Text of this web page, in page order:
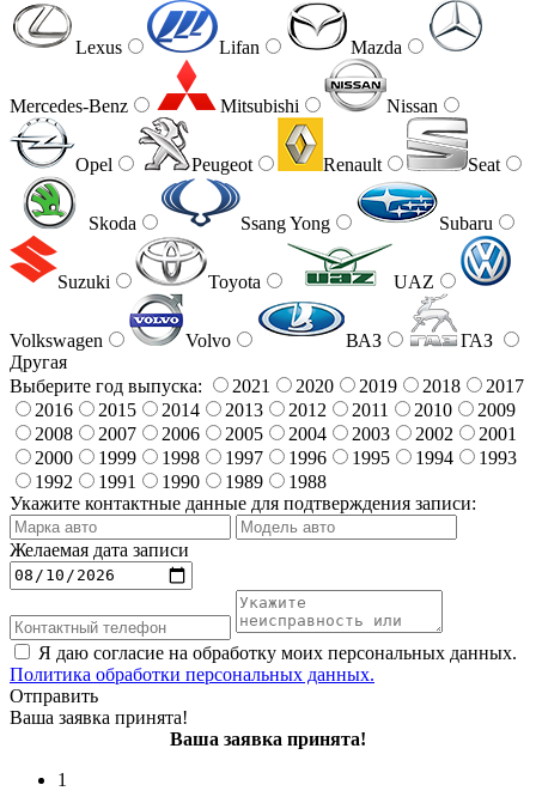
Lexus Lifan Mazda
Mercedes-Benz Mitsubishi Nissan
Opel Peugeot Renault Seat
Skoda Ssang Yong Subaru
Suzuki Toyota UAZ
Volkswagen Volvo ВАЗ
ГАЗ
Другая
Выберите год выпуска:
2021 2020 2019 2018
2017
2016
2015 2014 2013 2012 2011 2010
2009
2008
2007 2006 2005 2004 2003 2002
2001
2000
1999 1998 1997 1996 1995 1994
1993
1992
1991 1990 1989
1988
Укажите контактные данные для подтверждения записи:
Желаемая дата записи
Я даю согласие на обработку моих персональных данных.
Политика обработки персональных данных.
Отправить
Ваша заявка принята!
Ваша заявка принята!
1